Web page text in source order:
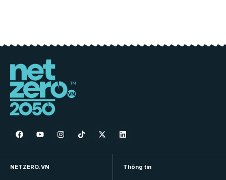
NETZERO.VN Thông tin